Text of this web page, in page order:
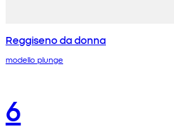
Reggiseno da donna
modello plunge
6